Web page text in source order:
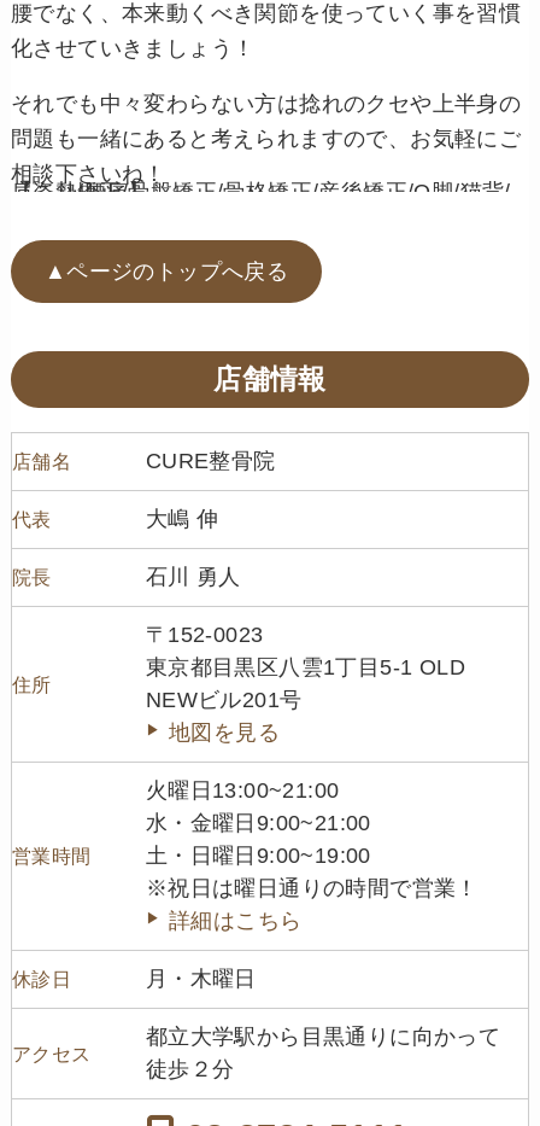
腰でなく、本来動くべき関節を使っていく事を習慣
化させていきましょう！
それでも中々変わらない方は捻れのクセや上半身の
問題も一緒にあると考えられますので、お気軽にご
相談下さいね！
【姿勢矯正/骨盤矯正/骨格矯正/産後矯正/O脚/猫背/肩こり/腰痛】
▲ページのトップへ戻る
店舗情報
店舗名 CURE整骨院
代表 大嶋 伸
院長 石川 勇人
住所
〒152-0023
東京都目黒区八雲1丁目5-1 OLD
NEWビル201号
地図を見る
営業時間
火曜日13:00~21:00
水・金曜日9:00~21:00
土・日曜日9:00~19:00
※祝日は曜日通りの時間で営業！
詳細はこちら
休診日 月・木曜日
アクセス
都立大学駅から目黒通りに向かって
徒歩２分